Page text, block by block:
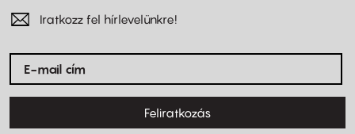
Iratkozz fel hírlevelünkre!
Feliratkozás